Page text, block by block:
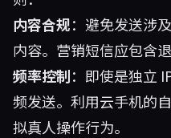
内容合规：避免发送涉
内容。营销短信应包含
频率控制：即使是独立
频发送。利用云手机的
拟真人操作行为。